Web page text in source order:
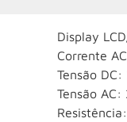
Display
Corrente
Tensão
Tensão